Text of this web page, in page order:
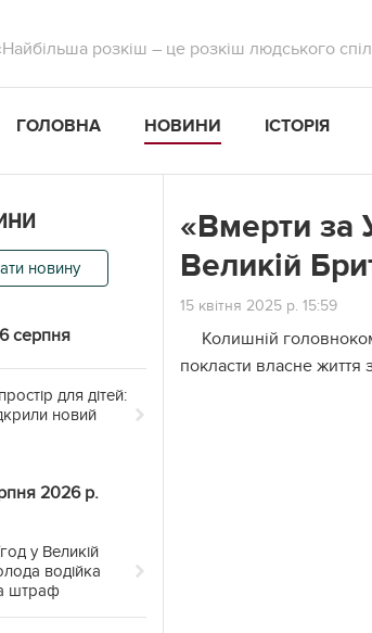
розкіш – це розкіш людського
ГОЛОВНА НОВИНИ ІСТОРІЯ
новину
6 серпня
для дітей:
новий
2026 р.
у Великій
водійка
штраф
«Вмерти за
Великій
15 квітня 2025 р. 15:59
Колишній
покласти власне життя